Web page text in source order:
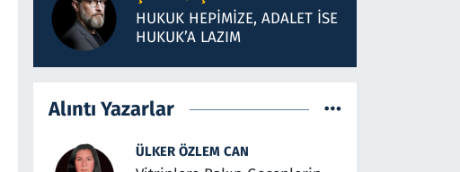
HUKUK HEPİMİZE, ADALET İSE
HUKUK’A LAZIM
Alıntı Yazarlar
ÜLKER ÖZLEM CAN